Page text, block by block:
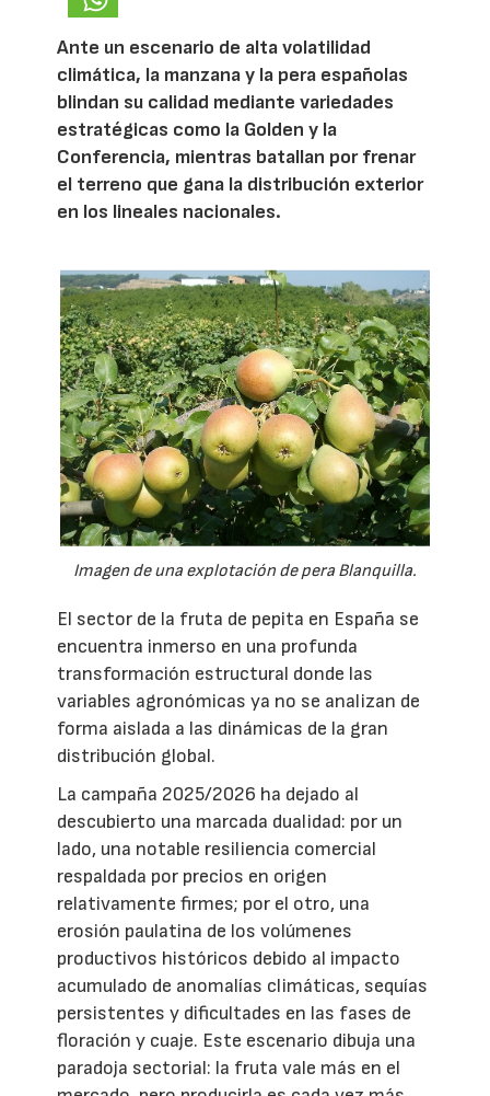
Ante un escenario de alta volatilidad
climática, la manzana y la pera españolas
blindan su calidad mediante variedades
estratégicas como la Golden y la
Conferencia, mientras batallan por frenar
el terreno que gana la distribución exterior
en los lineales nacionales.
Imagen de una explotación de pera Blanquilla.
El sector de la fruta de pepita en España se
encuentra inmerso en una profunda
transformación estructural donde las
variables agronómicas ya no se analizan de
forma aislada a las dinámicas de la gran
distribución global.
La campaña 2025/2026 ha dejado al
descubierto una marcada dualidad: por un
lado, una notable resiliencia comercial
respaldada por precios en origen
relativamente firmes; por el otro, una
erosión paulatina de los volúmenes
productivos históricos debido al impacto
acumulado de anomalías climáticas, sequías
persistentes y dificultades en las fases de
floración y cuaje. Este escenario dibuja una
paradoja sectorial: la fruta vale más en el